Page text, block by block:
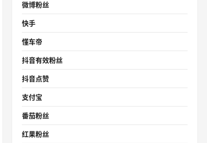
微博粉丝
快手
懂车帝
抖音有效粉丝
抖音点赞
支付宝
番茄粉丝
红果粉丝